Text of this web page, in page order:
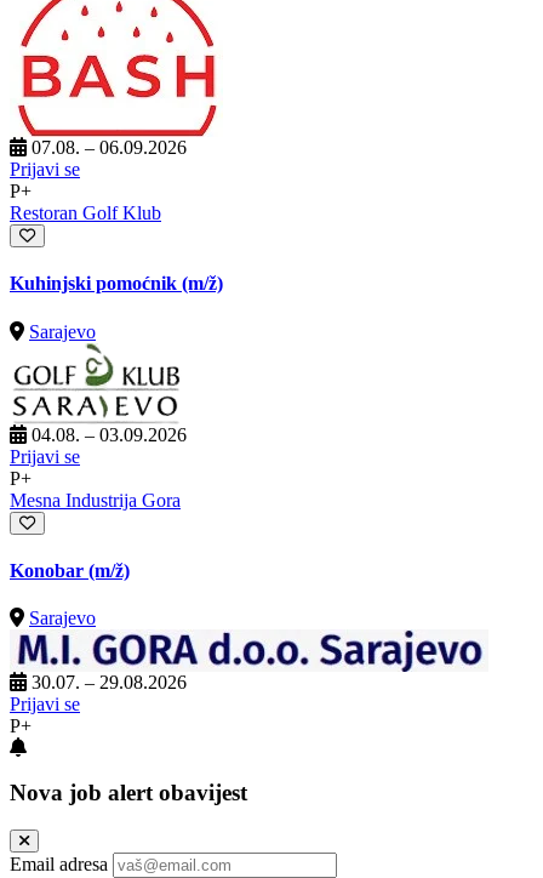
07.08. – 06.09.2026
Prijavi se
P+
Restoran Golf Klub
Kuhinjski pomoćnik (m/ž)
Sarajevo
04.08. – 03.09.2026
Prijavi se
P+
Mesna Industrija Gora
Konobar (m/ž)
Sarajevo
30.07. – 29.08.2026
Prijavi se
P+
Nova job alert obavijest
Email adresa